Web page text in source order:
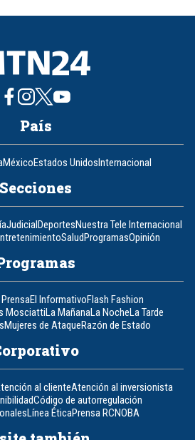
País
MéxicoEstados UnidosInternacional
Secciones
JudicialDeportesNuestra Tele Internacional
SaludProgramasOpinión
El InformativoFlash Fashion
MosciattiLa MañanaLa NocheLa Tarde
Mujeres de AtaqueRazón de Estado
al clienteAtención al inversionista
Código de autorregulación
Línea ÉticaPrensa RCNOBA